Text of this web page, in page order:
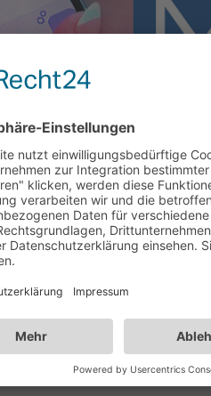
von Sensordaten,
der Konnektivität.
das Smartphone oder
immer mehr eine Rolle